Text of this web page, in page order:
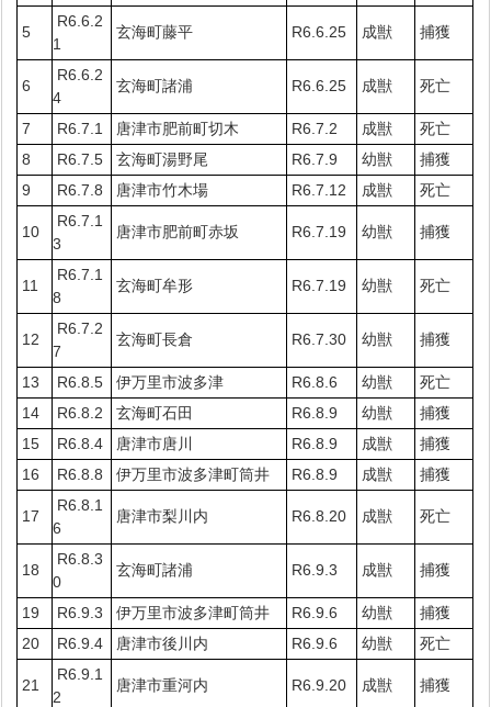
5
R6.6.2
1
玄海町藤平 R6.6.25 成獣 捕獲
6
R6.6.2
4
玄海町諸浦 R6.6.25 成獣 死亡
7 R6.7.1 唐津市肥前町切木 R6.7.2 成獣
死亡
8
R6.7.5 玄海町湯野尾 R6.7.9 幼獣
捕獲
9
R6.7.8 唐津市竹木場 R6.7.12 成獣 死亡
10
R6.7.1
3
唐津市肥前町赤坂 R6.7.19 幼獣 捕獲
11
R6.7.1
8
玄海町牟形 R6.7.19 幼獣 死亡
12
R6.7.2
7
玄海町長倉 R6.7.30 幼獣 捕獲
13 R6.8.5 伊万里市波多津 R6.8.6 幼獣
死亡
14
R6.8.2 玄海町石田 R6.8.9 幼獣
捕獲
15
R6.8.4 唐津市唐川 R6.8.9 成獣
捕獲
16
R6.8.8 伊万里市波多津町筒井 R6.8.9 成獣 捕獲
17
R6.8.1
6
唐津市梨川内 R6.8.20 成獣 死亡
18
R6.8.3
0
玄海町諸浦 R6.9.3 成獣 捕獲
19 R6.9.3 伊万里市波多津町筒井 R6.9.6 幼獣
捕獲
20
R6.9.4 唐津市後川内 R6.9.6 幼獣 死亡
21
R6.9.1
2
唐津市重河内 R6.9.20 成獣 捕獲